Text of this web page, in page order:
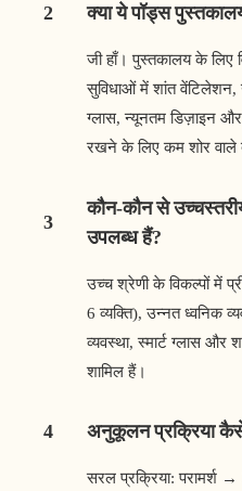
2 क्या ये पॉड्स
जी हाँ। पुस्तकालय के
सुविधाओं में शांत वेंटिलेशन,
ग्लास, न्यूनतम डिज़ाइन
रखने के लिए कम शोर वाले
3
कौन-कौन से
उपलब्ध हैं?
उच्च श्रेणी के विकल्पों में
6 व्यक्ति), उन्नत ध्वनिक
व्यवस्था, स्मार्ट ग्लास और
शामिल हैं।
4 अनुकूलन प्रक्रिया
सरल प्रक्रिया: परामर्श